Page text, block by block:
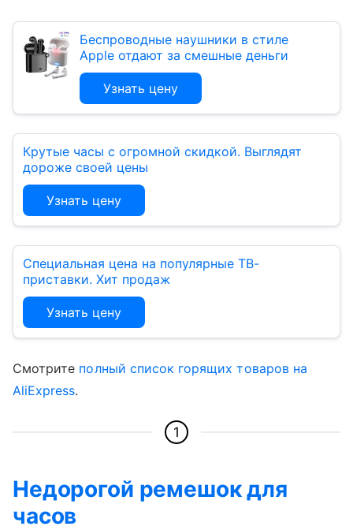
Беспроводные наушники в стиле
Apple отдают за смешные деньги
Узнать цену
Крутые часы с огромной скидкой. Выглядят
дороже своей цены
Узнать цену
Специальная цена на популярные ТВ-
приставки. Хит продаж
Узнать цену
Смотрите полный список горящих товаров на
AliExpress.
1
Недорогой ремешок для
часов